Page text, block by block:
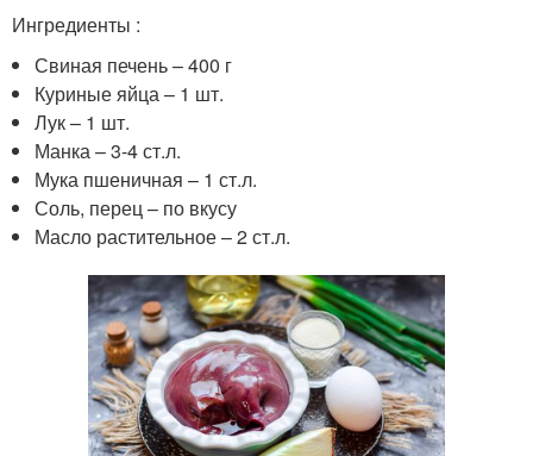
Ингредиенты :
Свиная печень – 400 г
Куриные яйца – 1 шт.
Лук – 1 шт.
Манка – 3-4 ст.л.
Мука пшеничная – 1 ст.л.
Соль, перец – по вкусу
Масло растительное – 2 ст.л.